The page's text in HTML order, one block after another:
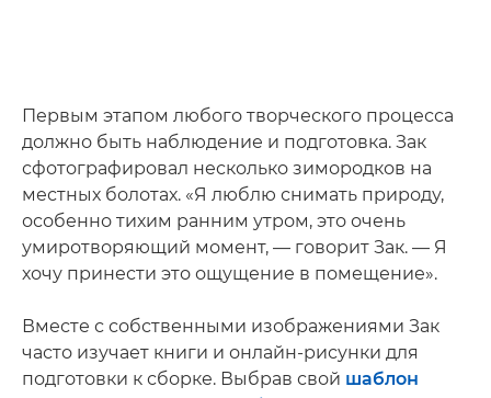
Первым этапом любого творческого процесса
должно быть наблюдение и подготовка. Зак
сфотографировал несколько зимородков на
местных болотах. «Я люблю снимать природу,
особенно тихим ранним утром, это очень
умиротворяющий момент, — говорит Зак. — Я
хочу принести это ощущение в помещение».
Вместе с собственными изображениями Зак
часто изучает книги и онлайн-рисунки для
подготовки к сборке. Выбрав свой шаблон